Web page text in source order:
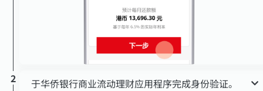
2
于华侨银行商业流动理财应用程序完成身份验证。